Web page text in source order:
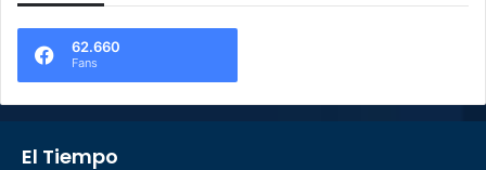
62.660
Fans
El Tiempo